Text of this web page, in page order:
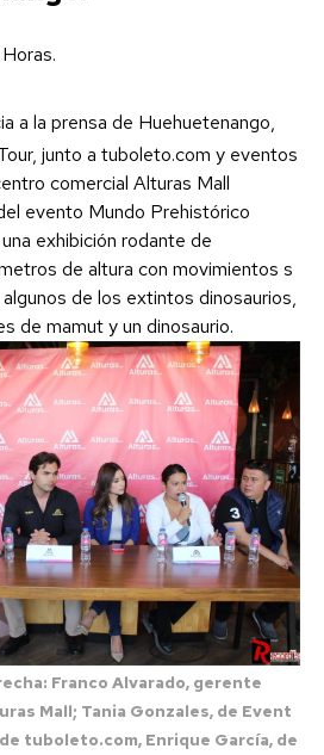
a la prensa de Huehuetenango,
junto a tuboleto.com y eventos
comercial Alturas Mall
evento Mundo Prehistórico
exhibición rodante de
de altura con movimientos s
de los extintos dinosaurios,
de mamut y un dinosaurio.
Franco Alvarado, gerente
Mall; Tania Gonzales, de Event
tuboleto.com, Enrique García, de